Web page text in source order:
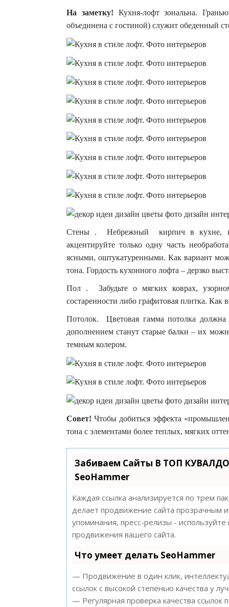
На заметку! Кухня-лофт зональна.
объединена с гостиной) служит обеденный
Стены . Небрежный кирпич в кухне,
акцентируйте только одну часть
ясными, оштукатуренными. Как вариант
тона. Гордость кухонного лофта – дерзко
Пол . Забудьте о мягких коврах,
состаренности либо графитовая плитка.
Потолок. Цветовая гамма потолка должна
дополнением станут старые балки – их
темным колером.
Совет!Чтобы добиться эффекта
тона с элементами более теплых, мягких
Забиваем Сайты В ТОП
SeoHammer
Каждая ссылка анализируется по трем
делает продвижение сайта прозрачным
упоминания, пресс-релизы -
продвижения вашего сайта.
Что умеет делать SeoHammer
— Продвижение в один клик,
ссылок с высокой степенью качества у
— Регулярная проверка качества